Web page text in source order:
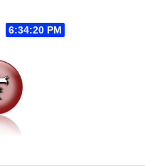
6:34:21 PM